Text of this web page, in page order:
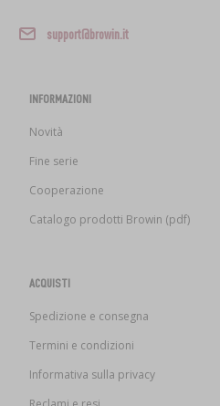
support@browin.it
INFORMAZIONI
Novità
Fine serie
Cooperazione
Catalogo prodotti Browin (pdf)
ACQUISTI
Spedizione e consegna
Termini e condizioni
Informativa sulla privacy